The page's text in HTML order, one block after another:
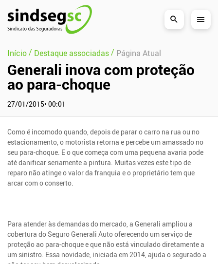
Pular Navegação (s)
Início/ Destaque associadas/ Página Atual
Generali inova com proteção
ao para-choque
27/01/2015• 00:01
Como é incomodo quando, depois de parar o carro na rua ou no
estacionamento, o motorista retorna e percebe um amassado no
seu para-choque. E o que começa com uma pequena avaria pode
até danificar seriamente a pintura. Muitas vezes este tipo de
reparo não atinge o valor da franquia e o proprietário tem que
arcar com o conserto.
Para atender às demandas do mercado, a Generali ampliou a
cobertura do Seguro Generali Auto oferecendo um serviço de
proteção ao para-choque e que não está vinculado diretamente a
um sinistro. Essa novidade, iniciada em 2014, ajuda o segurado a